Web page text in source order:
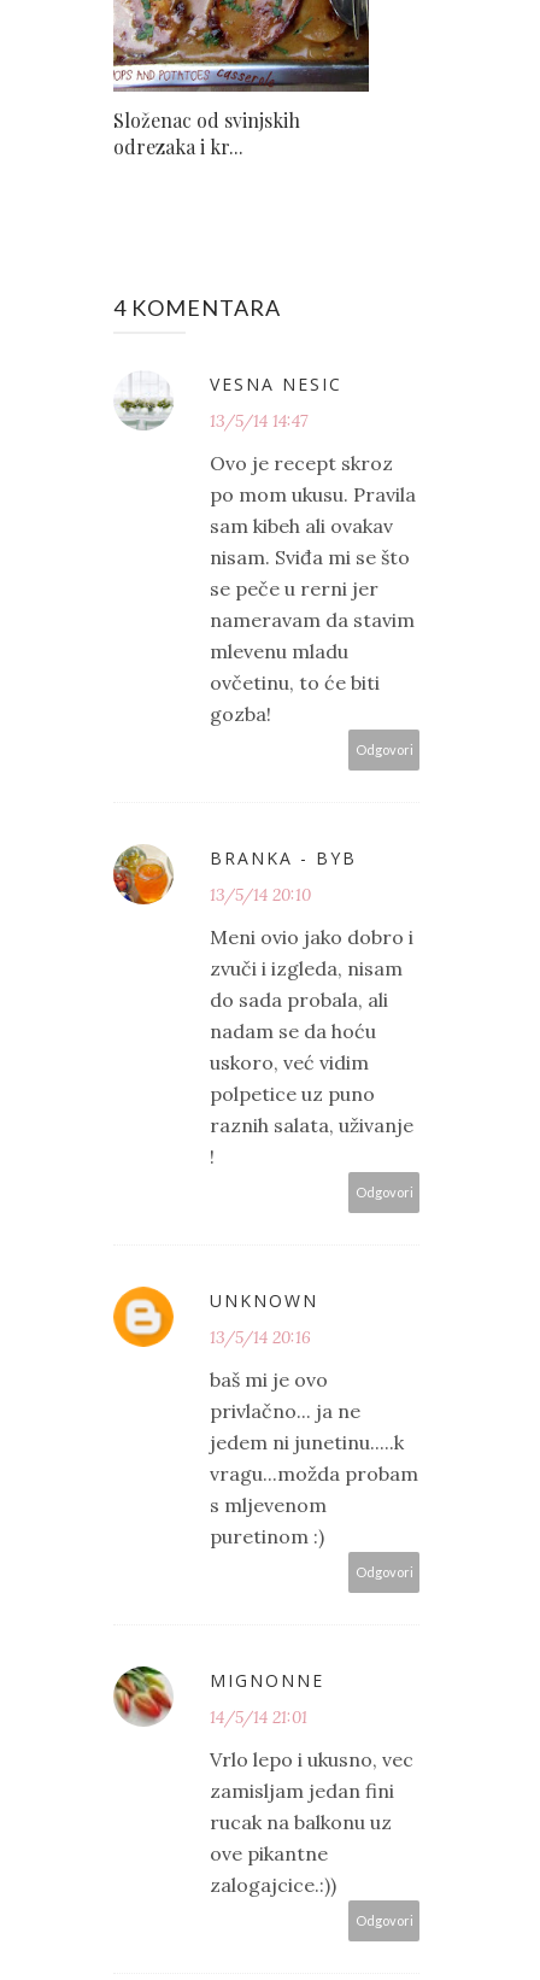
Složenac od svinjskih
odrezaka i kr...
4 KOMENTARA
VESNA NESIC
13/5/14 14:47
Ovo je recept skroz
po mom ukusu. Pravila
sam kibeh ali ovakav
nisam. Sviđa mi se što
se peče u rerni jer
nameravam da stavim
mlevenu mladu
ovčetinu, to će biti
gozba!
Odgovori
BRANKA - BYB
13/5/14 20:10
Meni ovio jako dobro i
zvuči i izgleda, nisam
do sada probala, ali
nadam se da hoću
uskoro, već vidim
polpetice uz puno
raznih salata, uživanje
!
Odgovori
UNKNOWN
13/5/14 20:16
baš mi je ovo
privlačno... ja ne
jedem ni junetinu.....k
vragu...možda probam
s mljevenom
puretinom :)
Odgovori
MIGNONNE
14/5/14 21:01
Vrlo lepo i ukusno, vec
zamisljam jedan fini
rucak na balkonu uz
ove pikantne
zalogajcice.:))
Odgovori